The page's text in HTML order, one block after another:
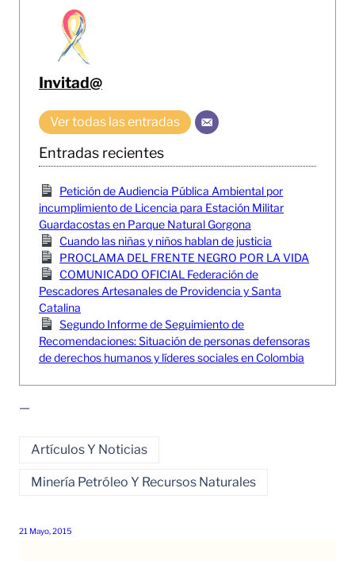
Invitad@
Ver todas las entradas
Entradas recientes
Petición de Audiencia Pública Ambiental por
incumplimiento de Licencia para Estación Militar
Guardacostas en Parque Natural Gorgona
Cuando las niñas y niños hablan de justicia
PROCLAMA DEL FRENTE NEGRO POR LA VIDA
COMUNICADO OFICIAL Federación de
Pescadores Artesanales de Providencia y Santa
Catalina
Segundo Informe de Seguimiento de
Recomendaciones: Situación de personas defensoras
de derechos humanos y líderes sociales en Colombia
—
Artículos Y Noticias
Minería Petróleo Y Recursos Naturales
21 Mayo, 2015